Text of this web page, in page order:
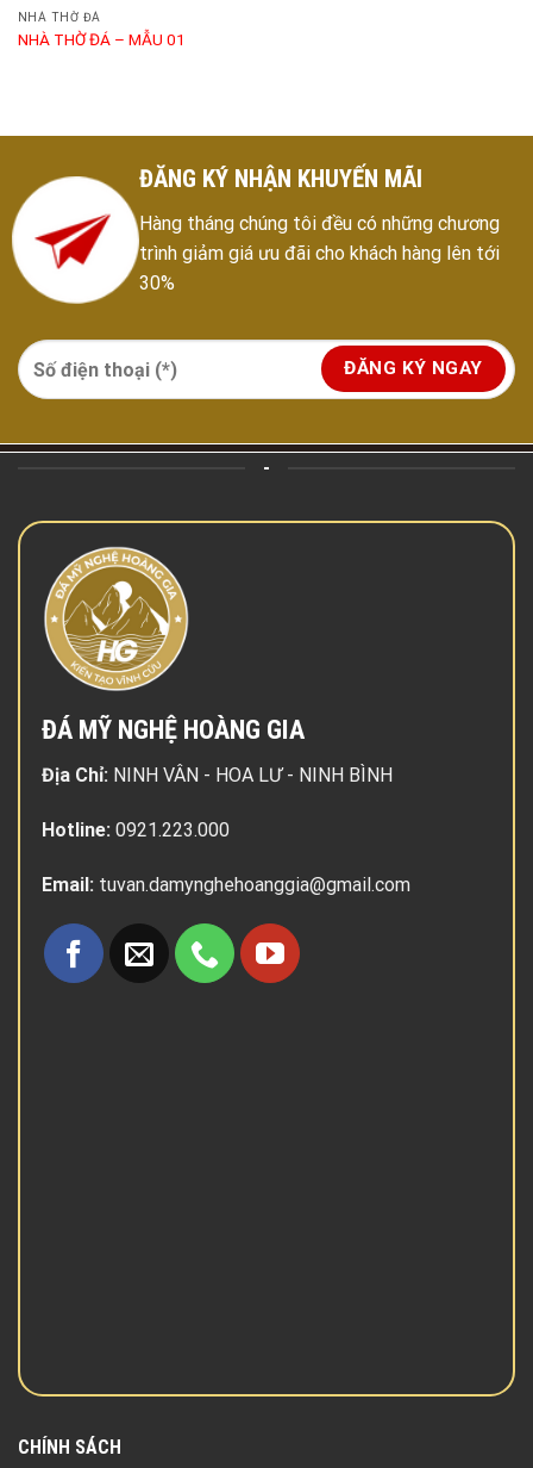
NHÀ THỜ ĐÁ
NHÀ THỜ ĐÁ – MẪU 01
ĐĂNG KÝ NHẬN KHUYẾN MÃI
Hàng tháng chúng tôi đều có những chương
trình giảm giá ưu đãi cho khách hàng lên tới
30%
-
ĐÁ MỸ NGHỆ HOÀNG GIA
Địa Chỉ: NINH VÂN - HOA LƯ - NINH BÌNH
Hotline: 0921.223.000
Email: tuvan.damynghehoanggia@gmail.com
CHÍNH SÁCH